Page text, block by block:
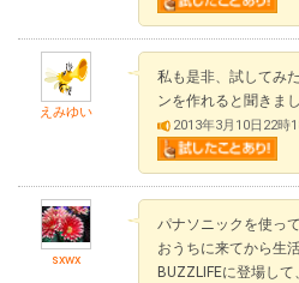
えみゆい
私も是非、試してみ
ンを作れると聞きまし
2013年3月10日22時
sxwx
パナソニックを使って
おうちに来てから生
BUZZLIFEに登場し